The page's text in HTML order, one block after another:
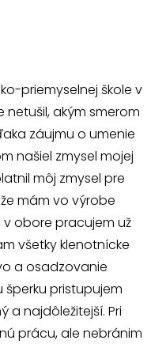
priemyselnej škole v
akým smerom
záujmu o umenie
našiel zmysel mojej
môj zmysel pre
mám vo výrobe
v obore pracujem už
všetky klenotnícke
a osadzovanie
šperku pristupujem
a najdôležitejší. Pri
prácu, ale nebránim